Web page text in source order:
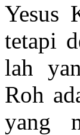
Yesus
tetapi
lah
Roh
yang